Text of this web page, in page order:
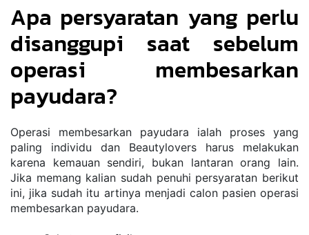
Apa persyaratan yang perlu
disanggupi saat sebelum
operasi membesarkan
payudara?
Operasi membesarkan payudara ialah proses yang
paling individu dan Beautylovers harus melakukan
karena kemauan sendiri, bukan lantaran orang lain.
Jika memang kalian sudah penuhi persyaratan berikut
ini, jika sudah itu artinya menjadi calon pasien operasi
membesarkan payudara.